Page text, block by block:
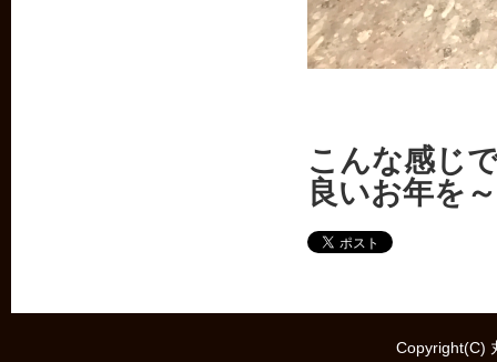
こんな感じ
良いお年を～
Copyright(C)